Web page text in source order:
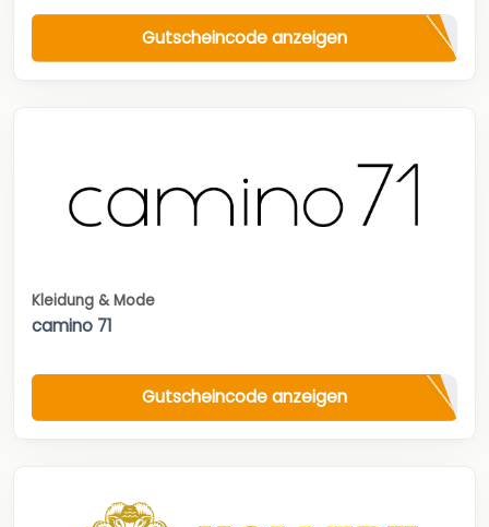
Gutscheincode anzeigen
Kleidung & Mode
camino 71
Gutscheincode anzeigen